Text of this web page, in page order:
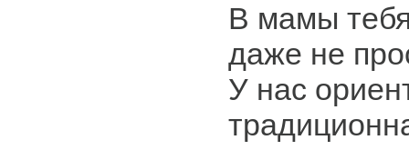
В мамы
даже не
У нас